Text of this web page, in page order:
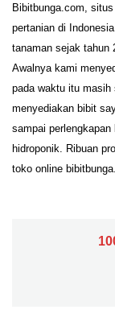
Bibitbunga.com,
pertanian di
tanaman sejak tahun
Awalnya kami
pada waktu itu
menyediakan bibit
sampai
hidroponik. Ribuan
toko online